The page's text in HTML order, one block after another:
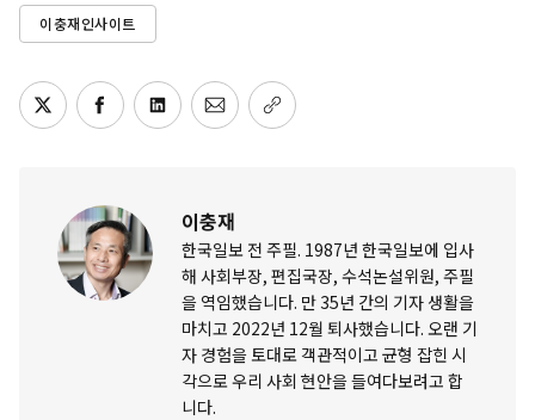
이충재인사이트
이충재
한국일보 전 주필. 1987년 한국일보에 입사
해 사회부장, 편집국장, 수석논설위원, 주필
을 역임했습니다. 만 35년 간의 기자 생활을
마치고 2022년 12월 퇴사했습니다. 오랜 기
자 경험을 토대로 객관적이고 균형 잡힌 시
각으로 우리 사회 현안을 들여다보려고 합
니다.